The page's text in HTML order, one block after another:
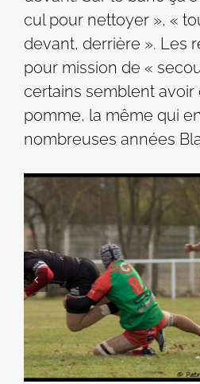
cul pour nettoyer », «
devant, derrière ». Les
pour mission de «
certains semblent avoir
pomme, la même qui
nombreuses années